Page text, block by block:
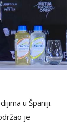
u Španiji.
je